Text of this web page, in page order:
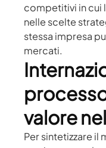
competitivi in cui
nelle scelte
stessa impresa
mercati.
valore
Per sintetizzare il